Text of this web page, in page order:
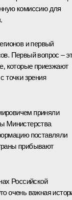
комиссию для
и первый
Первый вопрос –
которые приезжают
точки зрения
приняли
Министерства
поставляли
прибывают
Российской
очень важная